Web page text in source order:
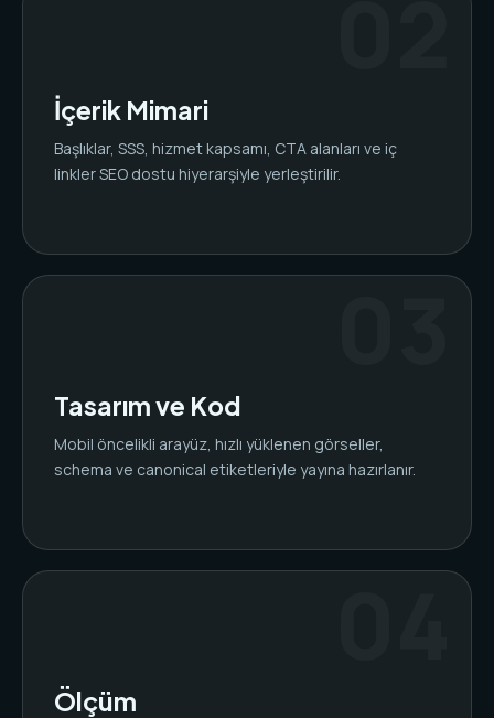
İçerik Mimari
Başlıklar, SSS, hizmet kapsamı, CTA alanları ve iç
linkler SEO dostu hiyerarşiyle yerleştirilir.
Tasarım ve Kod
Mobil öncelikli arayüz, hızlı yüklenen görseller,
schema ve canonical etiketleriyle yayına hazırlanır.
Ölçüm